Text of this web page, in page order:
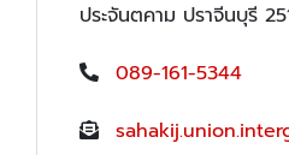
ประจันตคาม ปราจีนบุรี
089-161-5344